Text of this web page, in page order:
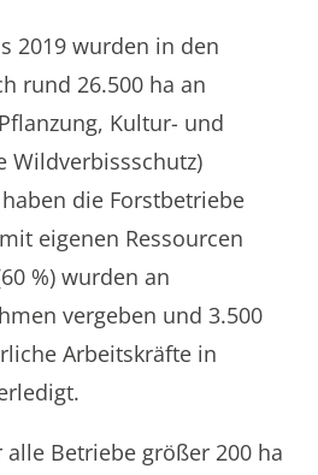
2019 wurden in den
rund 26.500 ha an
Kultur- und
Wildverbissschutz)
die Forstbetriebe
eigenen Ressourcen
%) wurden an
vergeben und 3.500
Arbeitskräfte in
Betriebe größer 200 ha